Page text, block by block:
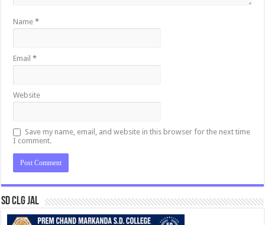
Name*
Email*
Website
Save my name, email, and website in this browser for the next time
I comment.
SD CLG JAL